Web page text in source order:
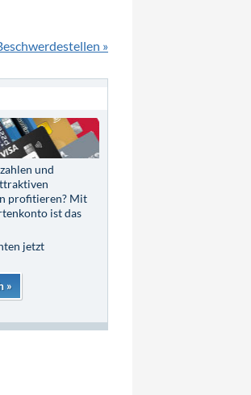
»
und
profitieren? Mit
ist das
jetzt
»